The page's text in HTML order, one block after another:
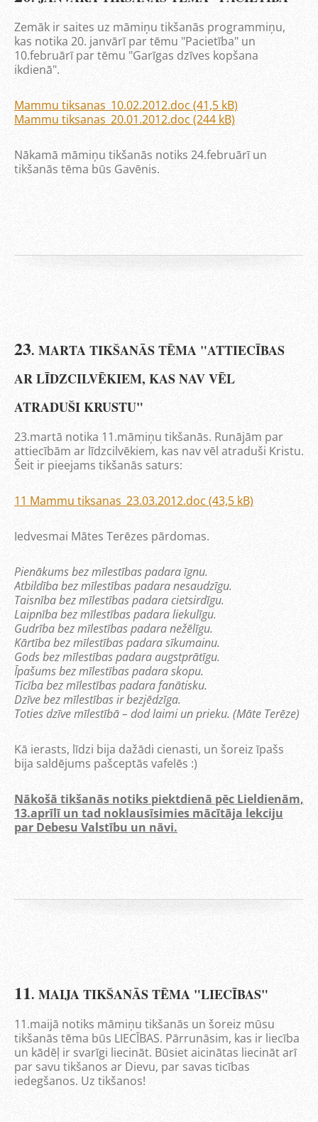
Zemāk ir saites uz māmiņu tikšanās programmiņu,
kas notika 20. janvārī par tēmu "Pacietība" un
10.februārī par tēmu "Garīgas dzīves kopšana
ikdienā".
Mammu tiksanas_10.02.2012.doc (41,5 kB)
Mammu tiksanas_20.01.2012.doc (244 kB)
Nākamā māmiņu tikšanās notiks 24.februārī un
tikšanās tēma būs Gavēnis.
23. MARTA TIKŠANĀS TĒMA "ATTIECĪBAS
AR LĪDZCILVĒKIEM, KAS NAV VĒL
ATRADUŠI KRUSTU"
23.martā notika 11.māmiņu tikšanās. Runājām par
attiecībām ar līdzcilvēkiem, kas nav vēl atraduši Kristu.
Šeit ir pieejams tikšanās saturs:
11 Mammu tiksanas_23.03.2012.doc (43,5 kB)
Iedvesmai Mātes Terēzes pārdomas.
Pienākums bez mīlestības padara īgnu.
Atbildība bez mīlestības padara nesaudzīgu.
Taisnība bez mīlestības padara cietsirdīgu.
Laipnība bez mīlestības padara liekulīgu.
Gudrība bez mīlestības padara nežēlīgu.
Kārtība bez mīlestības padara sīkumainu.
Gods bez mīlestības padara augstprātīgu.
Īpašums bez mīlestības padara skopu.
Ticība bez mīlestības padara fanātisku.
Dzīve bez mīlestības ir bezjēdzīga.
Toties dzīve mīlestībā – dod laimi un prieku. (Māte Terēze)
Kā ierasts, līdzi bija dažādi cienasti, un šoreiz īpašs
bija saldējums pašceptās vafelēs :)
Nākošā tikšanās notiks piektdienā pēc Lieldienām,
13.aprīlī un tad noklausīsimies mācītāja lekciju
par Debesu Valstību un nāvi.
11. MAIJA TIKŠANĀS TĒMA "LIECĪBAS"
11.maijā notiks māmiņu tikšanās un šoreiz mūsu
tikšanās tēma būs LIECĪBAS. Pārrunāsim, kas ir liecība
un kādēļ ir svarīgi liecināt. Būsiet aicinātas liecināt arī
par savu tikšanos ar Dievu, par savas ticības
iedegšanos. Uz tikšanos!